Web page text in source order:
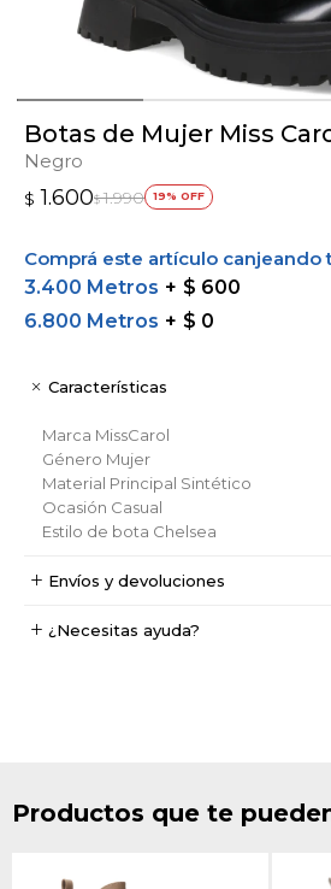
Botas de Mujer Miss
Negro
$ 1.600$ 1.990 19
Comprá este artículo canjeando
3.400 Metros
$ 600
6.800 Metros $ 0
Características
Marca MissCarol
Género Mujer
Material Principal Sintético
Ocasión Casual
Estilo de bota Chelsea
Envíos y devoluciones
¿Necesitas ayuda?
Productos que te